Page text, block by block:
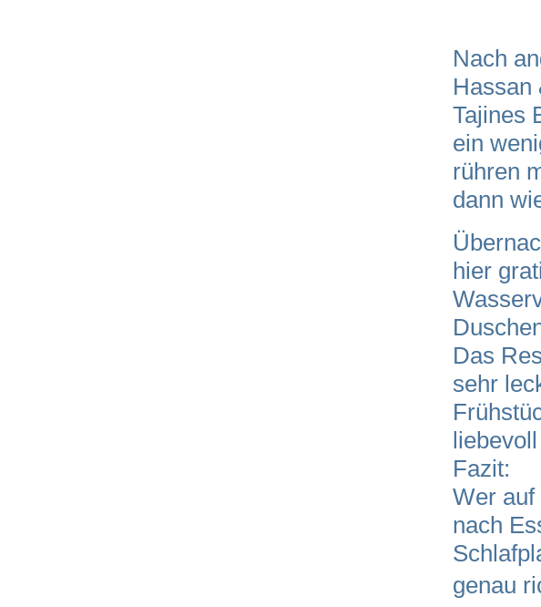
Nach
Hassan
Tajines
ein
rühren
dann
hier
Das
sehr
Fazit:
Wer auf
nach
genau